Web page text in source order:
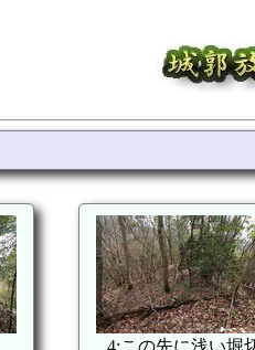
4:この先に浅い堀